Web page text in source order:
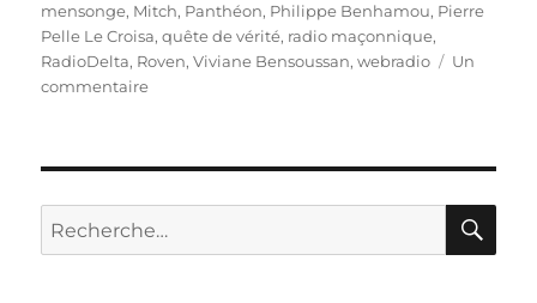
mensonge, Mitch, Panthéon, Philippe Benhamou, Pierre
Pelle Le Croisa,quête de vérité, radio maçonnique,
RadioDelta, Roven,Viviane Bensoussan,webradio
Un
commentairesur
48
–
«
Recherche
pour :